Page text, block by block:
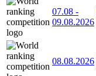
07.08 -
09.08.2026
08.08.2026